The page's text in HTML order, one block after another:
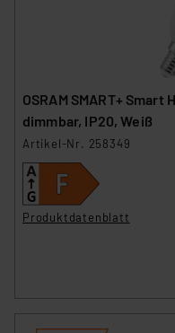
OSRAM SMART+ Smart
dimmbar, IP20, Weiß
Artikel-Nr. 258349
Produktdatenblatt